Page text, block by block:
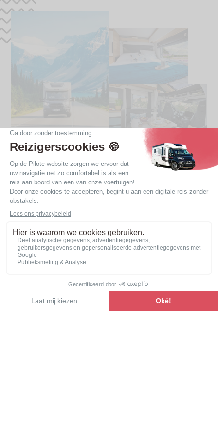
Het assortiment bekijken
De voordelen van campers met
2 slaapplaatsen
Onze speciaal voor alleen of met zijn tweeën
reizende mensen ontworpen campers met 2
slaapplaatsen hebben een speciale inrichting, waarin
alles is uitgedacht om een optimaal comfort,
maximale opbergruimte en een zeer aangename
woonruimte te bieden. Hun prijzen zijn net zo
alle vrijheid de weg op kunt.